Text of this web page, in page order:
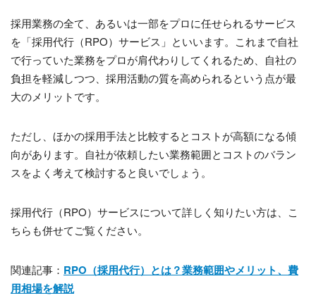
採用業務の全て、あるいは一部をプロに任せられるサービス
を「採用代行（RPO）サービス」といいます。これまで自社
で行っていた業務をプロが肩代わりしてくれるため、自社の
負担を軽減しつつ、採用活動の質を高められるという点が最
大のメリットです。
ただし、ほかの採用手法と比較するとコストが高額になる傾
向があります。自社が依頼したい業務範囲とコストのバラン
スをよく考えて検討すると良いでしょう。
採用代行（RPO）サービスについて詳しく知りたい方は、こ
ちらも併せてご覧ください。
関連記事： RPO（採用代行）とは？業務範囲やメリット、費
用相場を解説